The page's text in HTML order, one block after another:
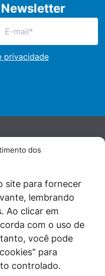
dos
site para fornecer
lembrando
Ao clicar em
com o uso de
você pode
para
controlado.
privacidade
autores e
se posicionam
do cotidiano e